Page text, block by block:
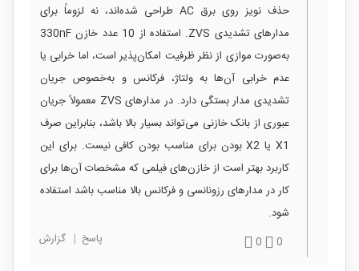
حذف نویز روی برق AC طراحی شده‌اند، نه لزوماً برای
مدارهای تشدیدی ZVS. استفاده از 10 عدد خازن 330nF
به‌صورت موازی از نظر ظرفیت امکان‌پذیر است، اما خرابی یا
عدم خرابی آن‌ها به ولتاژ، فرکانس و به‌خصوص جریان
تشدیدی مدار بستگی دارد. در مدارهای ZVS معمولاً جریان
عبوری از بانک خازنی می‌تواند بسیار بالا باشد، بنابراین صرف
X1 یا X2 بودن برای مناسب بودن کافی نیست. برای این
کاربرد بهتر است از خازن‌های فیلمی که مشخصات آن‌ها برای
کار در مدارهای رزونانسی و فرکانس بالا مناسب باشد استفاده
شود.
0
0 پاسخ | گزارش